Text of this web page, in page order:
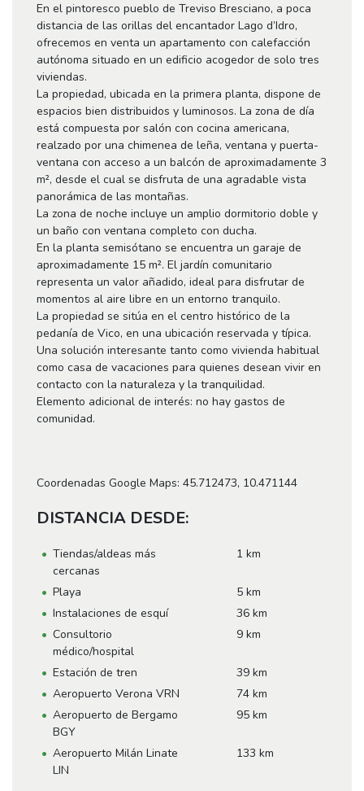
En el pintoresco pueblo de Treviso Bresciano, a poca
distancia de las orillas del encantador Lago d’Idro,
ofrecemos en venta un apartamento con calefacción
autónoma situado en un edificio acogedor de solo tres
viviendas.
La propiedad, ubicada en la primera planta, dispone de
espacios bien distribuidos y luminosos. La zona de día
está compuesta por salón con cocina americana,
realzado por una chimenea de leña, ventana y puerta-
ventana con acceso a un balcón de aproximadamente 3
m², desde el cual se disfruta de una agradable vista
panorámica de las montañas.
La zona de noche incluye un amplio dormitorio doble y
un baño con ventana completo con ducha.
En la planta semisótano se encuentra un garaje de
aproximadamente 15 m². El jardín comunitario
representa un valor añadido, ideal para disfrutar de
momentos al aire libre en un entorno tranquilo.
La propiedad se sitúa en el centro histórico de la
pedanía de Vico, en una ubicación reservada y típica.
Una solución interesante tanto como vivienda habitual
como casa de vacaciones para quienes desean vivir en
contacto con la naturaleza y la tranquilidad.
Elemento adicional de interés: no hay gastos de
comunidad.
Coordenadas Google Maps: 45.712473, 10.471144
DISTANCIA DESDE:
Tiendas/aldeas más
cercanas
1 km
Playa
5 km
Instalaciones de esquí
36 km
Consultorio
médico/hospital
9 km
Estación de tren
39 km
Aeropuerto Verona VRN
74 km
Aeropuerto de Bergamo
BGY
95 km
Aeropuerto Milán Linate
LIN
133 km